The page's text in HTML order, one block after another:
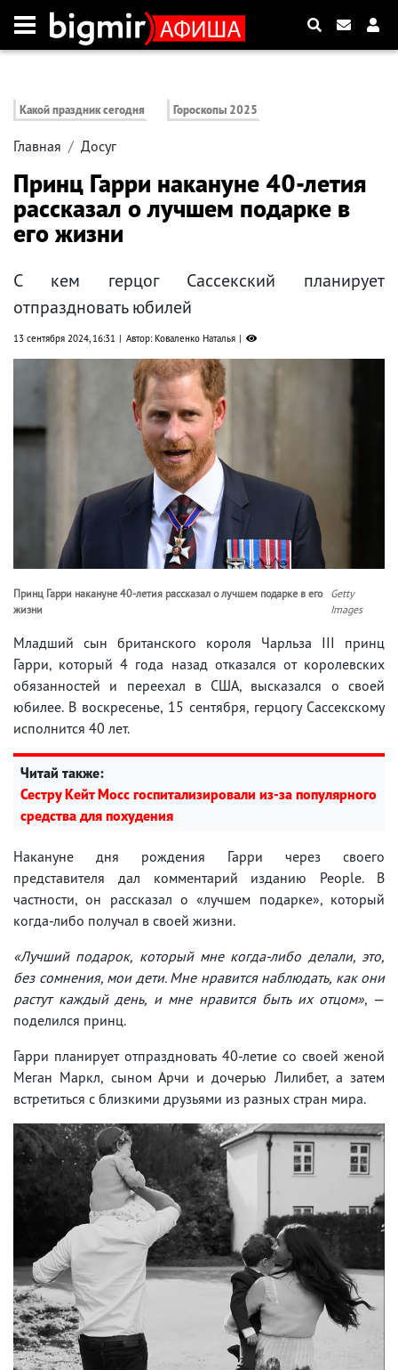
Какой праздник сегодня Гороскопы 2025
Главная Досуг
Принц Гарри накануне 40-летия
рассказал о лучшем подарке в
его жизни
С кем герцог Сассекский планирует
отпраздновать юбилей
13 сентября 2024, 16:31 Автор: Коваленко Наталья
Принц Гарри накануне 40-летия рассказал о лучшем подарке в его
жизни
Getty
Images
Младший сын британского короля Чарльза III принц
Гарри, который 4 года назад отказался от королевских
обязанностей и переехал в США, высказался о своей
юбилее. В воскресенье, 15 сентября, герцогу Сассекскому
исполнится 40 лет.
Читай также:
Сестру Кейт Мосс госпитализировали из-за популярного
средства для похудения
Накануне дня рождения Гарри через своего
представителя дал комментарий изданию People. В
частности, он рассказал о «лучшем подарке», который
когда-либо получал в своей жизни.
«Лучший подарок, который мне когда-либо делали, это,
без сомнения, мои дети. Мне нравится наблюдать, как они
растут каждый день, и мне нравится быть их отцом», —
поделился принц.
Гарри планирует отпраздновать 40-летие со своей женой
Меган Маркл, сыном Арчи и дочерью Лилибет, а затем
встретиться с близкими друзьями из разных стран мира.